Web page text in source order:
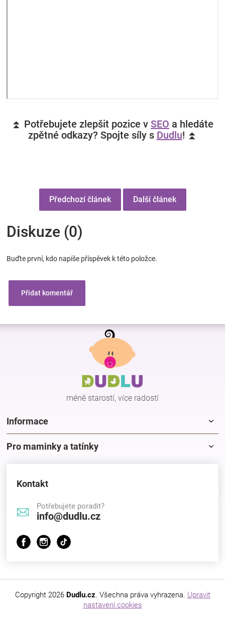
⏫ Potřebujete zlepšit pozice v SEO a hledáte
zpětné odkazy? Spojte síly s Dudlu! ⏫
Předchozí článek Další článek
Diskuze (0)
Buďte první, kdo napíše příspěvek k této položce.
Přidat komentář
Z
méně starostí, více radostí
Informace
Pro maminky a tatínky
Kontakt
Potřebujete poradit?
info@dudlu.cz
Copyright 2026 Dudlu.cz. Všechna práva vyhrazena. Upravit
nastavení cookies